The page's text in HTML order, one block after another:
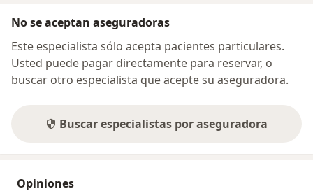
No se aceptan aseguradoras
Este especialista sólo acepta pacientes particulares.
Usted puede pagar directamente para reservar, o
buscar otro especialista que acepte su aseguradora.
Buscar especialistas por aseguradora
Opiniones